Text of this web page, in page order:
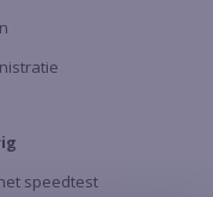
speedtest